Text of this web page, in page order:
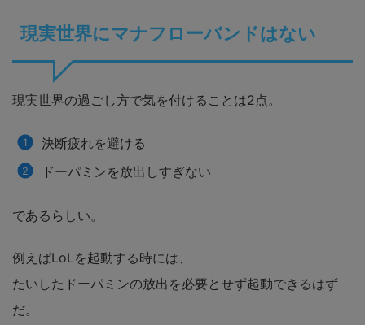
現実世界にマナフローバンドはない
現実世界の過ごし方で気を付けることは2点。
決断疲れを避ける
ドーパミンを放出しすぎない
であるらしい。
例えばLoLを起動する時には、
たいしたドーパミンの放出を必要とせず起動できるはず
だ。